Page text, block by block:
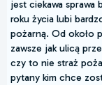
jest ciekawa sprawa
roku życia lubi
pożarną. Od około
zawsze jak ulicą
czy to nie straż
pytany kim chce